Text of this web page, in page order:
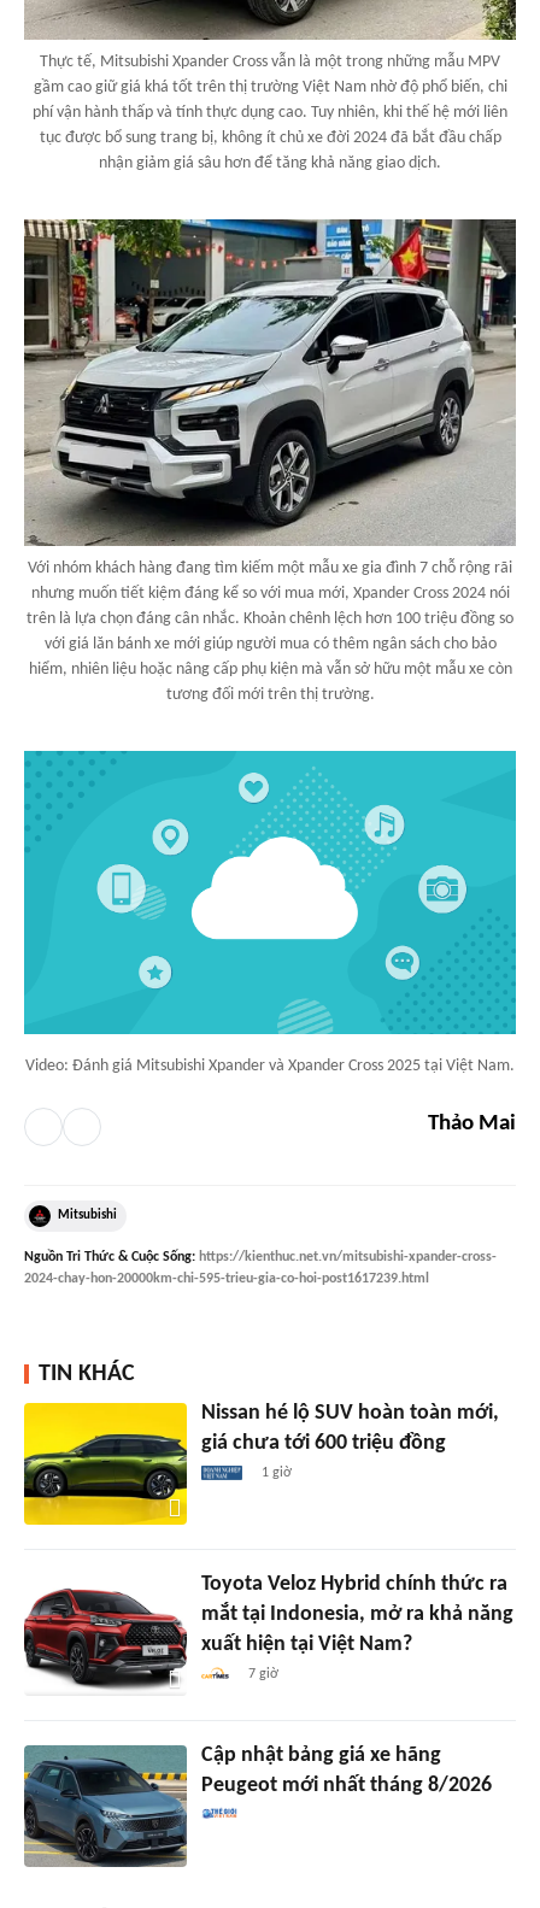
Thực tế, Mitsubishi Xpander Cross vẫn là một trong những mẫu MPV
gầm cao giữ giá khá tốt trên thị trường Việt Nam nhờ độ phổ biến, chi
phí vận hành thấp và tính thực dụng cao. Tuy nhiên, khi thế hệ mới liên
tục được bổ sung trang bị, không ít chủ xe đời 2024 đã bắt đầu chấp
nhận giảm giá sâu hơn để tăng khả năng giao dịch.
Với nhóm khách hàng đang tìm kiếm một mẫu xe gia đình 7 chỗ rộng rãi
nhưng muốn tiết kiệm đáng kể so với mua mới, Xpander Cross 2024 nói
trên là lựa chọn đáng cân nhắc. Khoản chênh lệch hơn 100 triệu đồng so
với giá lăn bánh xe mới giúp người mua có thêm ngân sách cho bảo
hiểm, nhiên liệu hoặc nâng cấp phụ kiện mà vẫn sở hữu một mẫu xe còn
tương đối mới trên thị trường.
Video: Đánh giá Mitsubishi Xpander và Xpander Cross 2025 tại Việt Nam.
Thảo Mai
Mitsubishi
Nguồn Tri Thức & Cuộc Sống: https://kienthuc.net.vn/mitsubishi-xpander-cross-
2024-chay-hon-20000km-chi-595-trieu-gia-co-hoi-post1617239.html
TIN KHÁC
Nissan hé lộ SUV hoàn toàn mới,
giá chưa tới 600 triệu đồng
1 giờ
Toyota Veloz Hybrid chính thức ra
mắt tại Indonesia, mở ra khả năng
xuất hiện tại Việt Nam?
7 giờ
Cập nhật bảng giá xe hãng
Peugeot mới nhất tháng 8/2026